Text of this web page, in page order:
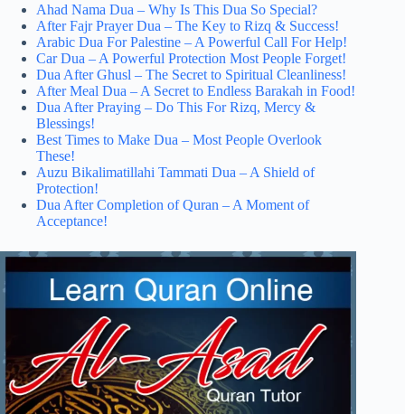
Ahad Nama Dua – Why Is This Dua So Special?
After Fajr Prayer Dua – The Key to Rizq & Success!
Arabic Dua For Palestine – A Powerful Call For Help!
Car Dua – A Powerful Protection Most People Forget!
Dua After Ghusl – The Secret to Spiritual Cleanliness!
After Meal Dua – A Secret to Endless Barakah in Food!
Dua After Praying – Do This For Rizq, Mercy &
Blessings!
Best Times to Make Dua – Most People Overlook
These!
Auzu Bikalimatillahi Tammati Dua – A Shield of
Protection!
Dua After Completion of Quran – A Moment of
Acceptance!